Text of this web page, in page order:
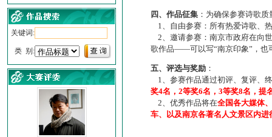
关键词:
类 别:
四、作品征集 ：为确保参赛诗歌
1、自由参赛：所有热爱诗歌、
2、邀请参赛：南京市政府在向
歌作品——可以写“南京印象”，也
五、评选与奖励 ：
1、参赛作品通过初评、复评、
奖4名，2等奖6名，3等奖8名，提
2、优秀作品将在全国各大媒体
车、以及南京各著名人文景区内进